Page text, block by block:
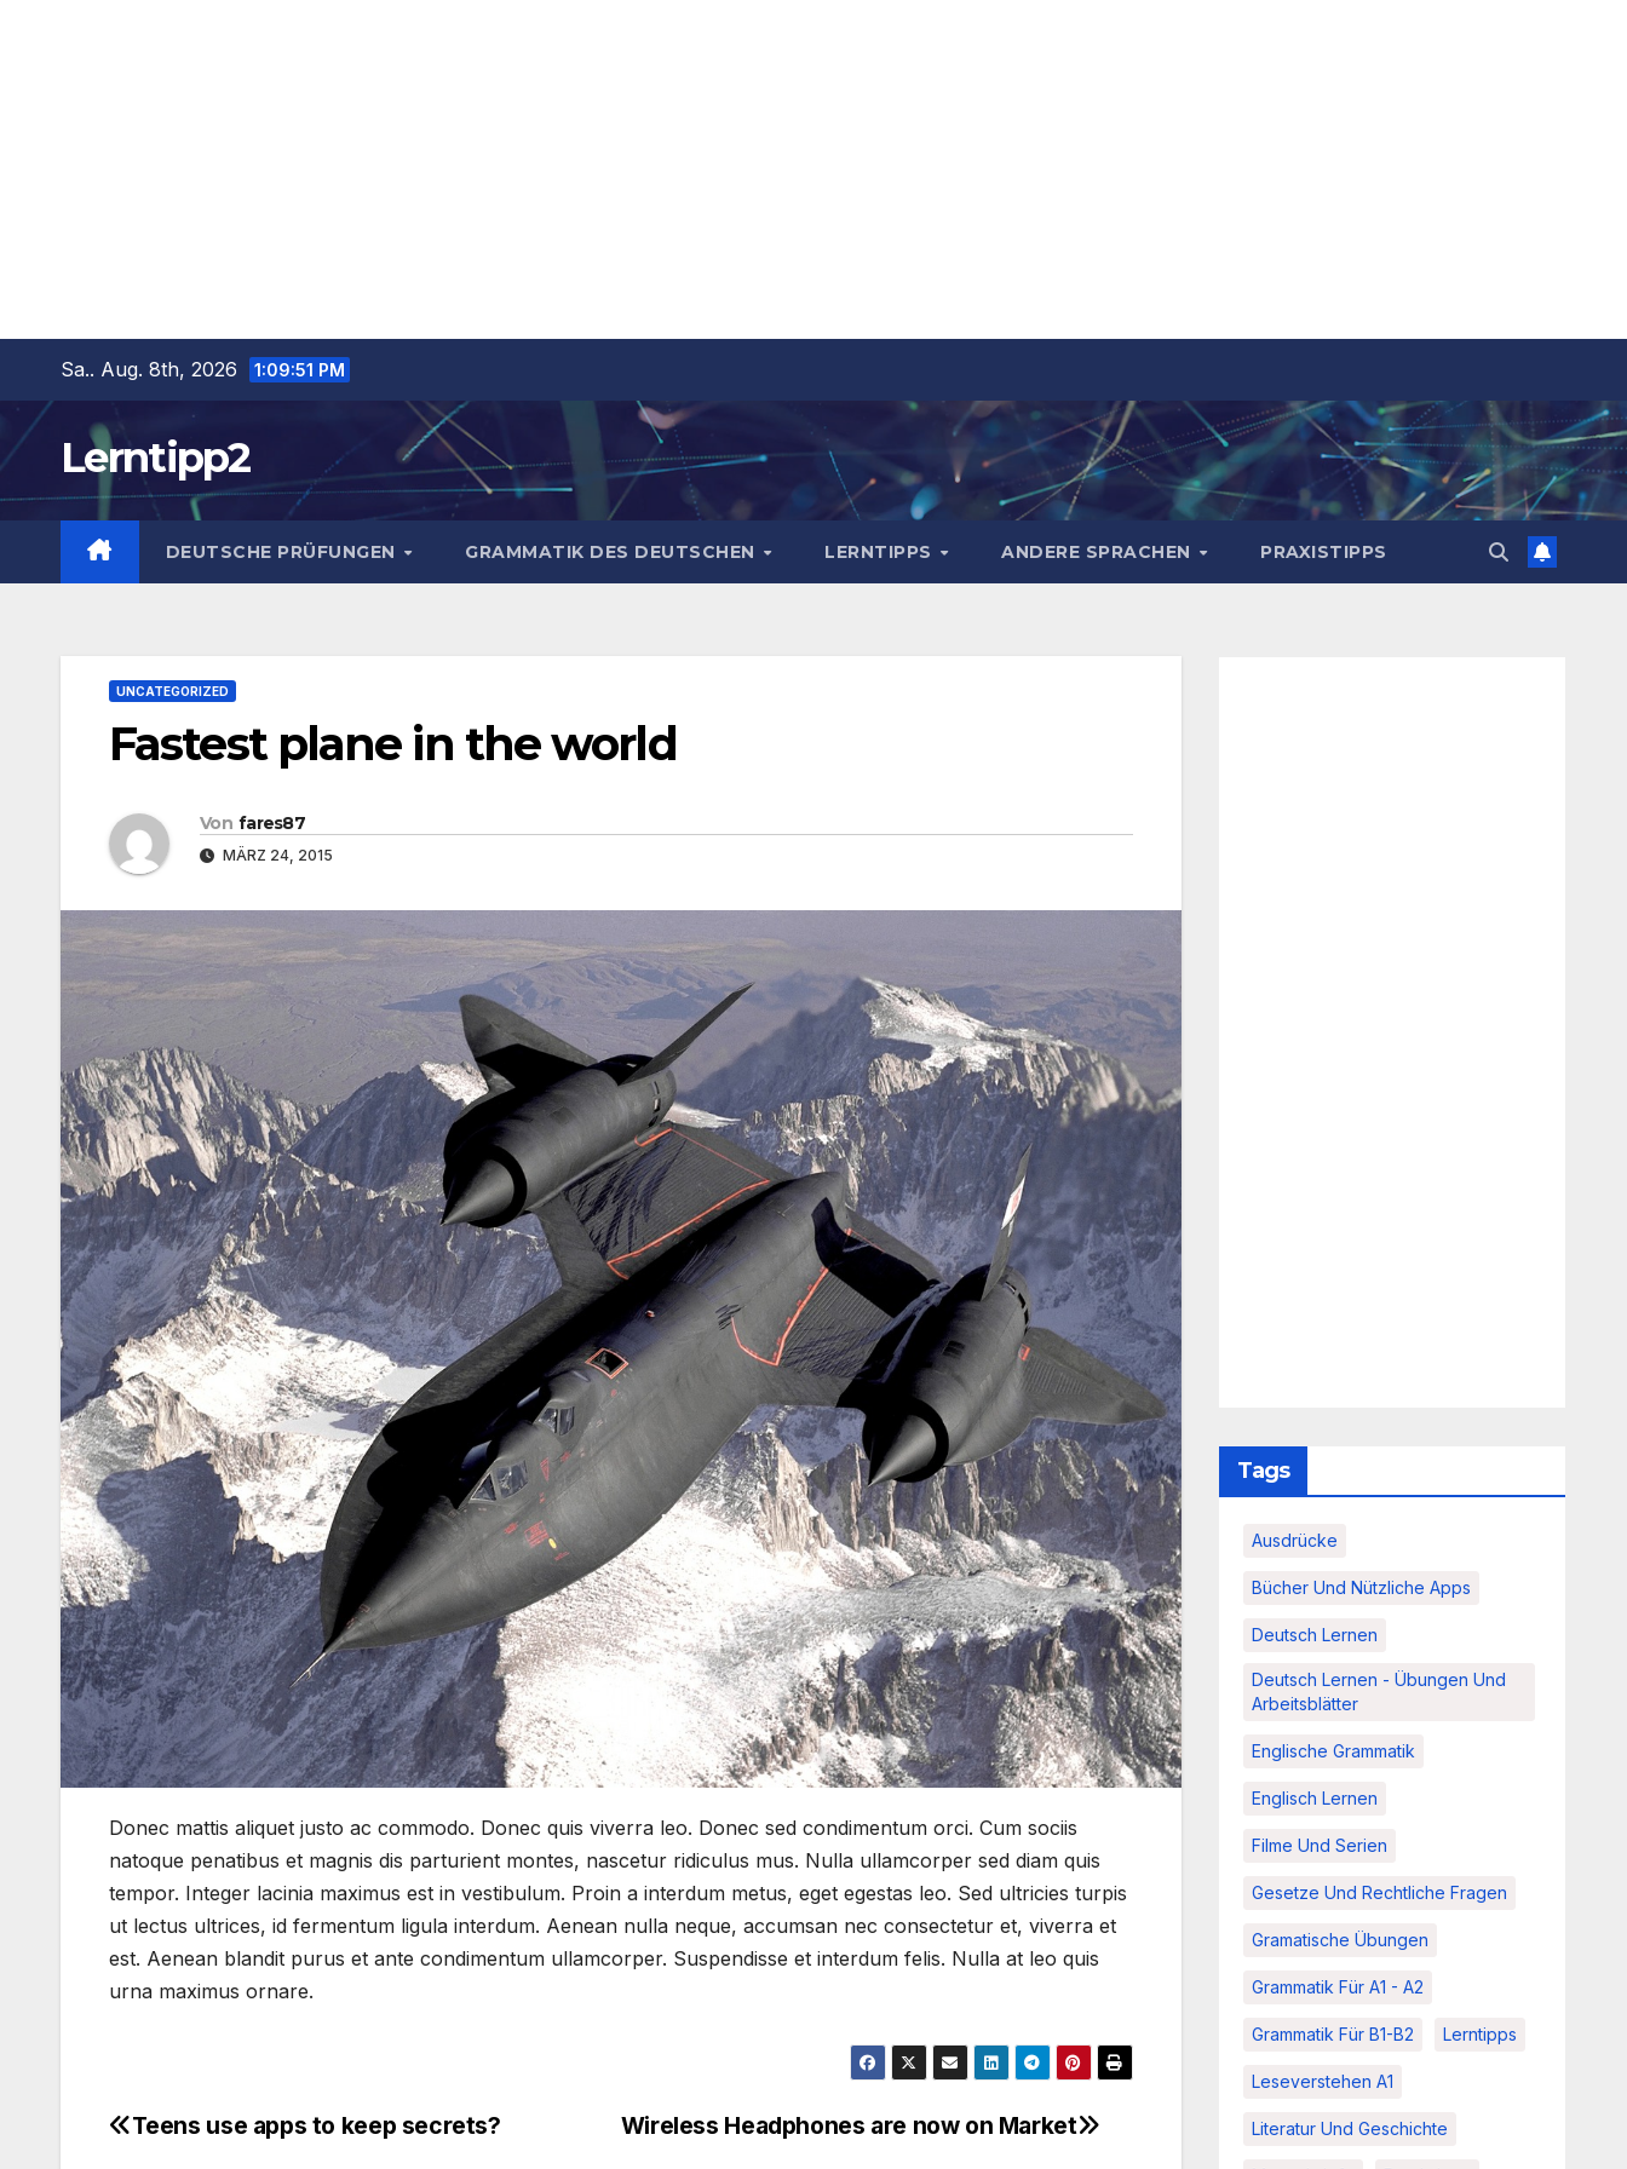
springen
Sa.. Aug. 8th, 2026 1:09:52 PM
Lerntipp2
DEUTSCHE PRÜFUNGEN GRAMMATIK DES DEUTSCHEN LERNTIPPS ANDERE SPRACHEN PRAXISTIPPS
UNCATEGORIZED
Fastest plane in the world
Von fares87
MÄRZ 24, 2015
Donec mattis aliquet justo ac commodo. Donec quis viverra leo. Donec sed condimentum orci. Cum sociis
natoque penatibus et magnis dis parturient montes, nascetur ridiculus mus. Nulla ullamcorper sed diam quis
tempor. Integer lacinia maximus est in vestibulum. Proin a interdum metus, eget egestas leo. Sed ultricies turpis
ut lectus ultrices, id fermentum ligula interdum. Aenean nulla neque, accumsan nec consectetur et, viverra et
est. Aenean blandit purus et ante condimentum ullamcorper. Suspendisse et interdum felis. Nulla at leo quis
urna maximus ornare.
Beitragsnavigation Wireless Headphones are now on Market
Teens use apps to keep secrets?
Tags
Ausdrücke
Bücher Und Nützliche Apps
Deutsch Lernen
Deutsch Lernen - Übungen Und
Arbeitsblätter
Englische Grammatik
Englisch Lernen
Filme Und Serien
Gesetze Und Rechtliche Fragen
Gramatische Übungen
Grammatik Für A1 - A2
Grammatik Für B1-B2 Lerntipps
Leseverstehen A1
Literatur Und Geschichte